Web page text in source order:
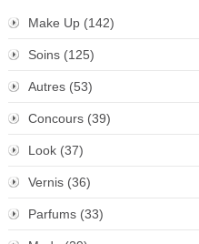
Make Up (142)
Soins (125)
Autres (53)
Concours (39)
Look (37)
Vernis (36)
Parfums (33)